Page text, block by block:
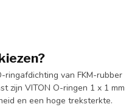
ringafdichting van FKM-rubber
zijn VITON O-ringen 1 x 1 mm
en een hoge treksterkte.